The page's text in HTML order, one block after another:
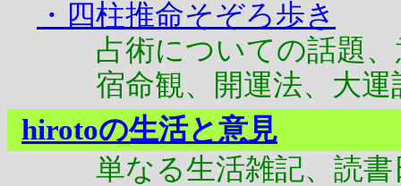
・四柱推命そぞろ歩き
占術についての話題、
宿命観、開運法、大運
hirotoの生活と意見
単なる生活雑記、読書